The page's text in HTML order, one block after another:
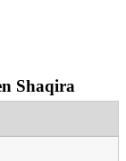
Shaqira